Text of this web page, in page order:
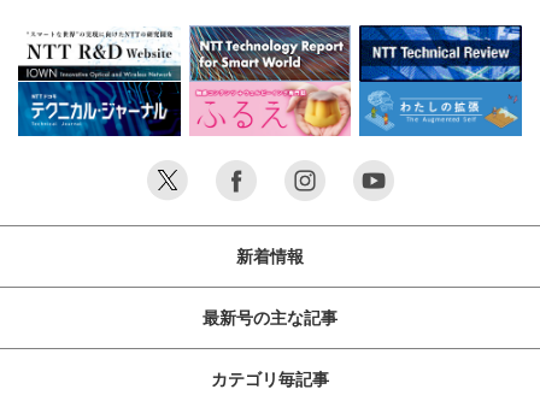
新着情報
最新号の主な記事
カテゴリ毎記事